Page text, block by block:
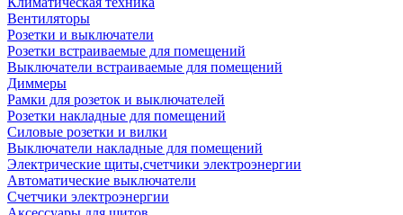
Вентиляторы
Розетки и выключатели
Розетки встраиваемые для помещений
Выключатели встраиваемые для помещений
Диммеры
Рамки для розеток и выключателей
Розетки накладные для помещений
Силовые розетки и вилки
Выключатели накладные для помещений
Электрические щиты,счетчики электроэнергии
Автоматические выключатели
Счетчики электроэнергии